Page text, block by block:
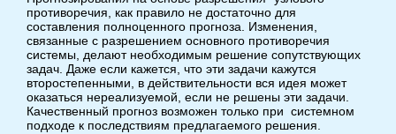
противоречия, как правило не достаточно для
составления полноценного прогноза. Изменения,
связанные с разрешением основного противоречия
системы, делают необходимым решение сопутствующих
задач. Даже если кажется, что эти задачи кажутся
второстепенными, в действительности вся идея может
оказаться нереализуемой, если не решены эти задачи.
Качественный прогноз возможен только при системном
подходе к последствиям предлагаемого решения.